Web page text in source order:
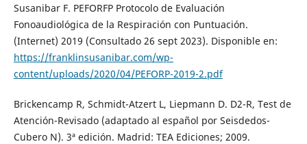
Susanibar F. PEFORFP Protocolo de Evaluación
Fonoaudiológica de la Respiración con Puntuación.
(Internet) 2019 (Consultado 26 sept 2023). Disponible en:
https://franklinsusanibar.com/wp-
content/uploads/2020/04/PEFORP-2019-2.pdf
Brickencamp R, Schmidt-Atzert L, Liepmann D. D2-R, Test de
Atención-Revisado (adaptado al español por Seisdedos-
Cubero N). 3ª edición. Madrid: TEA Ediciones; 2009.